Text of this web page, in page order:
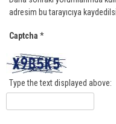
adresim bu tarayıcıya
Captcha *
Type the text displayed above: